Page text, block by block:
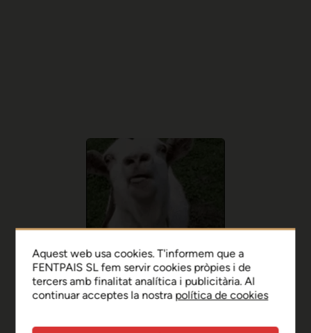
Aquest web usa cookies. T'informem que a
FENTPAIS SL fem servir cookies pròpies i de
tercers amb finalitat analítica i publicitària. Al
continuar acceptes la nostra política de cookies